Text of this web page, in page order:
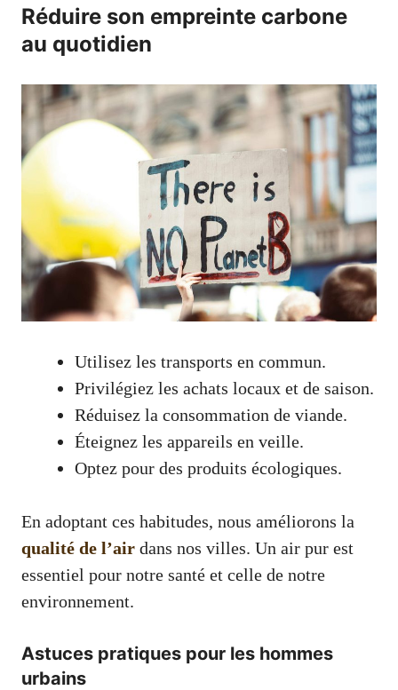
Réduire son empreinte carbone
au quotidien
Utilisez les transports en commun.
Privilégiez les achats locaux et de saison.
Réduisez la consommation de viande.
Éteignez les appareils en veille.
Optez pour des produits écologiques.
En adoptant ces habitudes, nous améliorons la
qualité de l’air dans nos villes. Un air pur est
essentiel pour notre santé et celle de notre
environnement.
Astuces pratiques pour les hommes
urbains